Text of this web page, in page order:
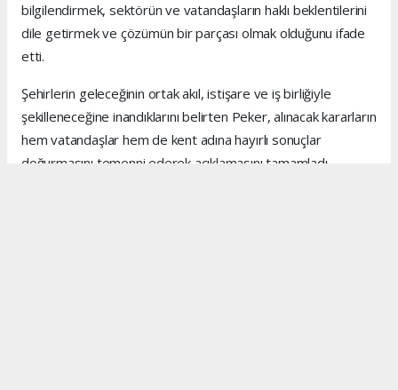
bilgilendirmek, sektörün ve vatandaşların haklı beklentilerini
dile getirmek ve çözümün bir parçası olmak olduğunu ifade
etti.
Şehirlerin geleceğinin ortak akıl, istişare ve iş birliğiyle
şekilleneceğine inandıklarını belirten Peker, alınacak kararların
hem vatandaşlar hem de kent adına hayırlı sonuçlar
doğurmasını temenni ederek açıklamasını tamamladı.